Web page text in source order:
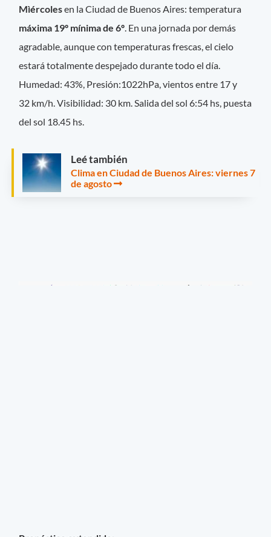
Mìércolesen la Ciudad de Buenos Aires: temperatura
máxima 19º mínima de 6º . En una jornada por demás
agradable, aunque con temperaturas frescas, el cielo
estará totalmente despejado durante todo el día.
Humedad: 43%, Presión:1022hPa, vientos entre 17 y
32 km/h. Visibilidad: 30 km. Salida del sol 6:54 hs, puesta
del sol 18.45 hs.
Leé también
Clima en Ciudad de Buenos Aires: viernes 7
de agosto